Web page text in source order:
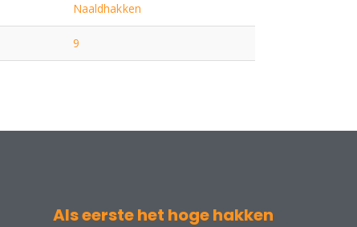
Naaldhakken
9
Als eerste het hoge hakken